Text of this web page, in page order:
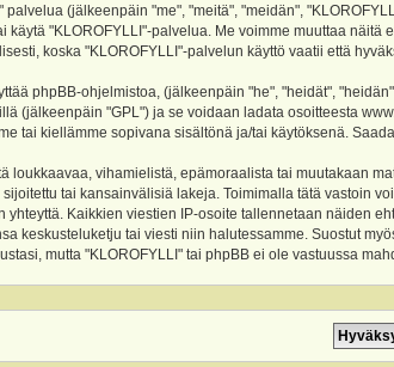
palvelua (jälkeenpäin "me", "meitä", "meidän",
käytä "KLOROFYLLI"-palvelua. Me voimme muuttaa
koska "KLOROFYLLI"-palvelun käyttö vaatii että
phpBB-ohjelmistoa, (jälkeenpäin "he", "heidät",
(jälkeenpäin "GPL") ja se voidaan ladata osoitteesta
tai kiellämme sopivana sisältönä ja/tai käytöksenä.
loukkaavaa, vihamielistä, epämoraalista tai muutakaan
tai kansainvälisiä lakeja. Toimimalla tätä vastoin
yhteyttä. Kaikkien viestien IP-osoite tallennetaan näiden
keskusteluketju tai viesti niin halutessamme. Suostut
mutta "KLOROFYLLI" tai phpBB ei ole vastuussa